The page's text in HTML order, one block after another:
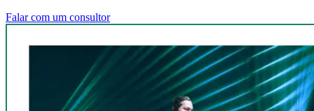
Falar com um consultor